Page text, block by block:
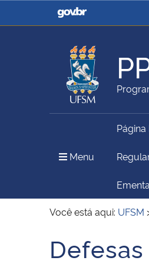
Casa Civil
Ministério da Agricultura,
Pecuária e Abastecimento
Ministério do Meio Ambiente
Secretaria de Governo
Menu Menu
Página
Você está aqui: UFSM
Início do conteúdo
Defesas